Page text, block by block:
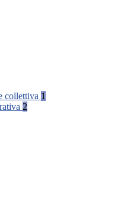
collettiva 1
2